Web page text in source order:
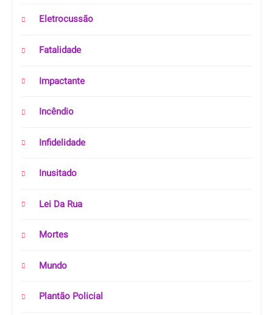
Eletrocussão
Fatalidade
Impactante
Incêndio
Infidelidade
Inusitado
Lei Da Rua
Mortes
Mundo
Plantão Policial